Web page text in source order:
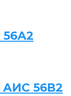
АИС 56В2